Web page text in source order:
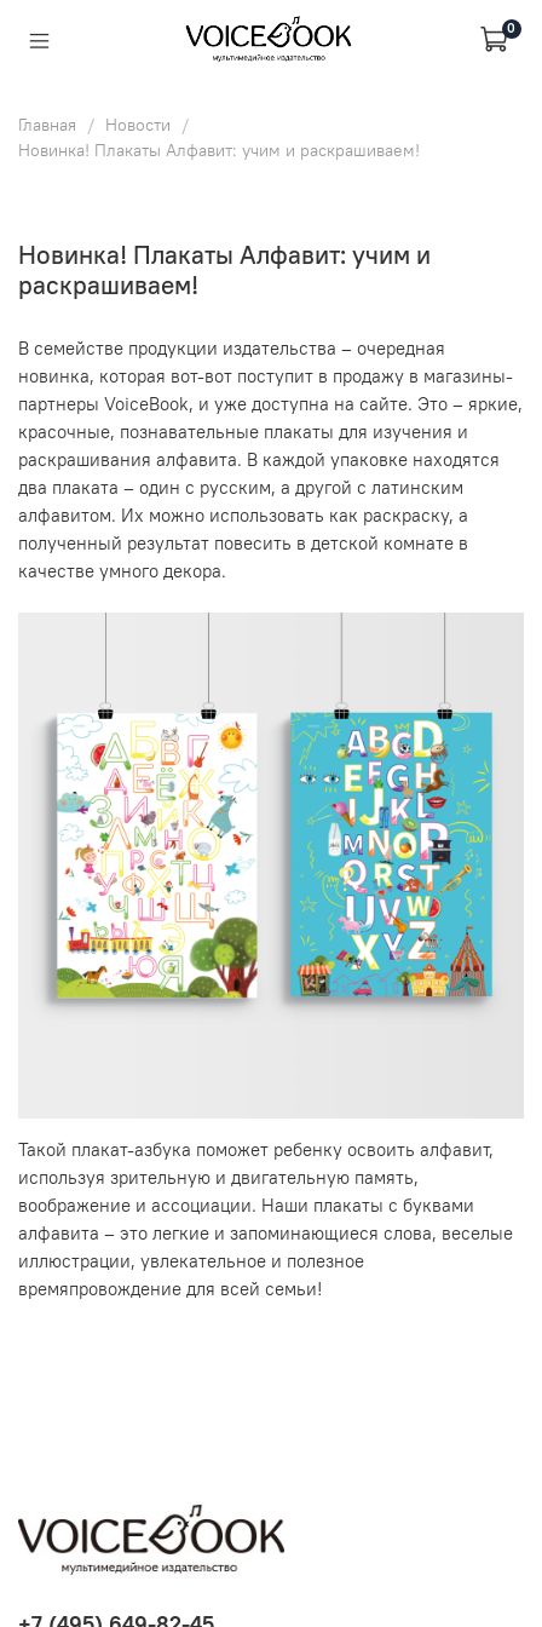
0
Главная
Новости
Новинка! Плакаты Алфавит: учим и раскрашиваем!
Новинка! Плакаты Алфавит: учим и
раскрашиваем!
В семействе продукции издательства – очередная
новинка, которая вот-вот поступит в продажу в магазины-
партнеры VoiceBook, и уже доступна на сайте. Это – яркие,
красочные, познавательные плакаты для изучения и
раскрашивания алфавита. В каждой упаковке находятся
два плаката – один с русским, а другой с латинским
алфавитом. Их можно использовать как раскраску, а
полученный результат повесить в детской комнате в
качестве умного декора.
Такой плакат-азбука поможет ребенку освоить алфавит,
используя зрительную и двигательную память,
воображение и ассоциации. Наши плакаты с буквами
алфавита – это легкие и запоминающиеся слова, веселые
иллюстрации, увлекательное и полезное
времяпровождение для всей семьи!